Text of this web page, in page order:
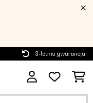
3-letnia gwarancja